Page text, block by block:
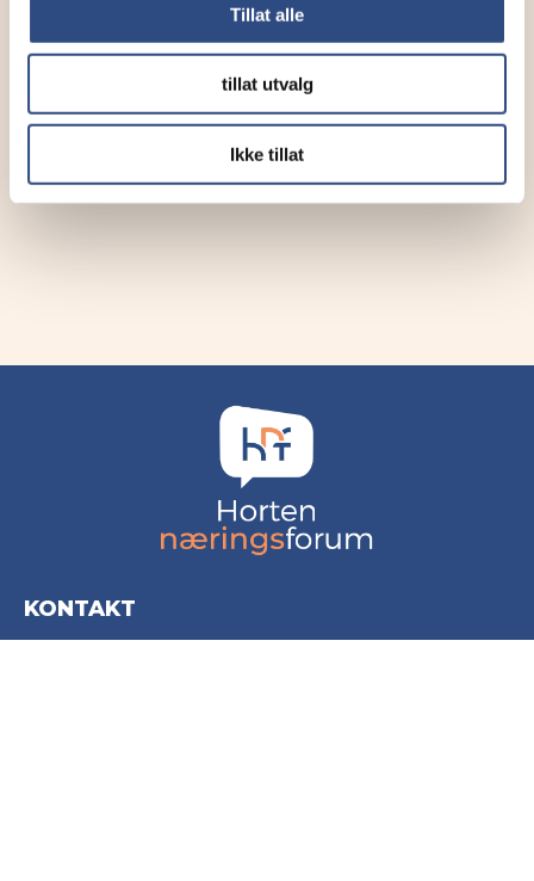
Tillat alle
tillat utvalg
Ikke tillat
KONTAKT